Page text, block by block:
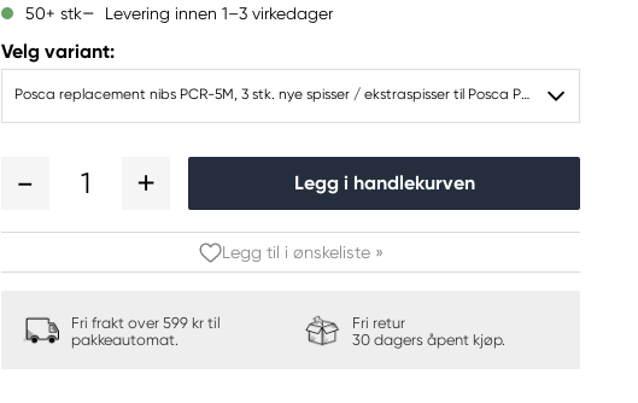
50+ stk Levering innen 1–3 virkedager
Velg variant:
Posca replacement nibs PCR-5M, 3 stk. nye spisser / ekstraspisser til Posca PCR-5M
1 Legg i handlekurven
Legg til i ønskeliste »
Fri frakt over 599 kr til
pakkeautomat.
Fri retur
30 dagers åpent kjøp.